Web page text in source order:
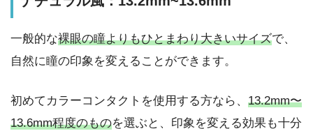
一般的な裸眼の瞳よりもひとまわり大きいサイズで、
自然に瞳の印象を変えることができます。
初めてカラーコンタクトを使用する方なら、 13.2mm〜
13.6mm程度のものを選ぶと、印象を変える効果も十分